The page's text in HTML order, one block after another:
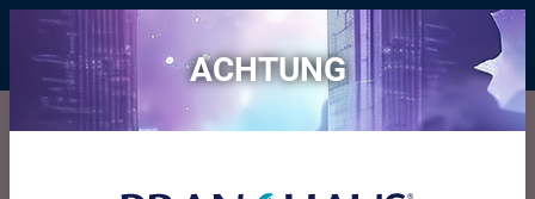
Bis zu 20 € Rabatt* mit dem Vorteils-Codeeintauchen , gültig bis
11.08.2026
ACHTUNG